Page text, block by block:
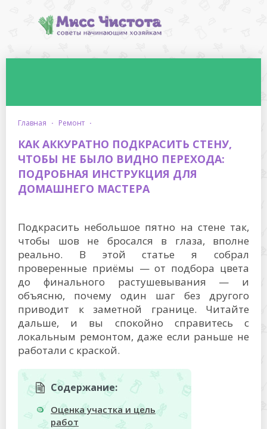
главная · ремонт ·
КАК АККУРАТНО ПОДКРАСИТЬ СТЕНУ,
ЧТОБЫ НЕ БЫЛО ВИДНО ПЕРЕХОДА:
ПОДРОБНАЯ ИНСТРУКЦИЯ ДЛЯ
ДОМАШНЕГО МАСТЕРА
Подкрасить небольшое пятно на стене так,
чтобы шов не бросался в глаза, вполне
реально. В этой статье я собрал
проверенные приёмы — от подбора цвета
до финального растушевывания — и
объясню, почему один шаг без другого
приводит к заметной границе. Читайте
дальше, и вы спокойно справитесь с
локальным ремонтом, даже если раньше не
работали с краской.
Содержание:
Оценка участка и цель
работ